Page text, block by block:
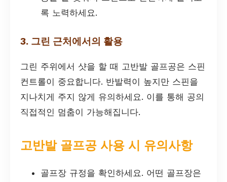
록 노력하세요.
3. 그린 근처에서의 활용
그린 주위에서 샷을 할 때 고반발 골프공은 스핀
컨트롤이 중요합니다. 반발력이 높지만 스핀을
지나치게 주지 않게 유의하세요. 이를 통해 공의
직접적인 멈춤이 가능해집니다.
고반발 골프공 사용 시 유의사항
골프장 규정을 확인하세요. 어떤 골프장은